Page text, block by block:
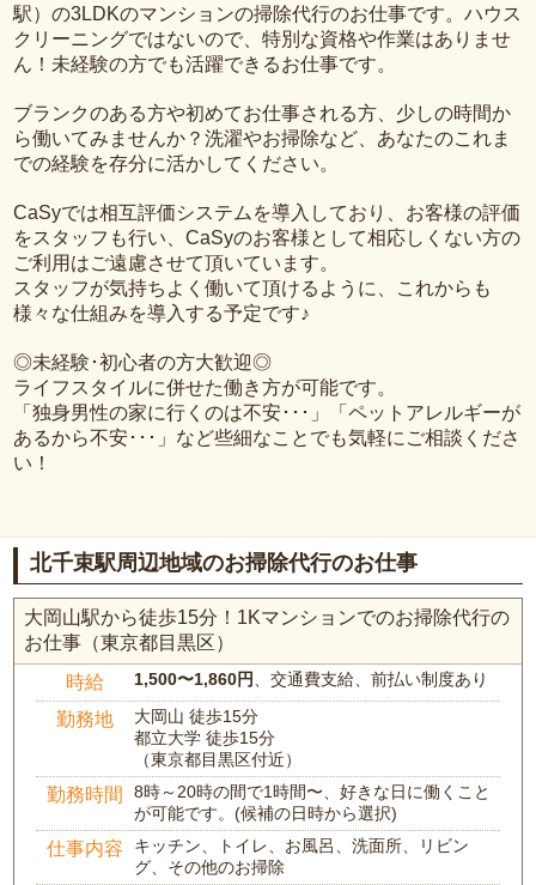
駅）の3LDKのマンションの掃除代行のお仕事です。ハウス
クリーニングではないので、特別な資格や作業はありませ
ん！未経験の方でも活躍できるお仕事です。
ブランクのある方や初めてお仕事される方、少しの時間か
ら働いてみませんか？洗濯やお掃除など、あなたのこれま
での経験を存分に活かしてください。
CaSyでは相互評価システムを導入しており、お客様の評価
をスタッフも行い、CaSyのお客様として相応しくない方の
ご利用はご遠慮させて頂いています。
スタッフが気持ちよく働いて頂けるように、これからも
様々な仕組みを導入する予定です♪
◎未経験･初心者の方大歓迎◎
ライフスタイルに併せた働き方が可能です。
「独身男性の家に行くのは不安･･･」「ペットアレルギーが
あるから不安･･･」など些細なことでも気軽にご相談くださ
い！
北千束駅周辺地域のお掃除代行のお仕事
大岡山駅から徒歩15分！1Kマンションでのお掃除代行の
お仕事（東京都目黒区）
時給 1,500〜1,860円、交通費支給、前払い制度あり
勤務地
大岡山 徒歩15分
都立大学 徒歩15分
（東京都目黒区付近）
勤務時間
8時～20時の間で1時間〜、好きな日に働くこと
が可能です。(候補の日時から選択)
仕事内容
キッチン、トイレ、お風呂、洗面所、リビン
グ、その他のお掃除